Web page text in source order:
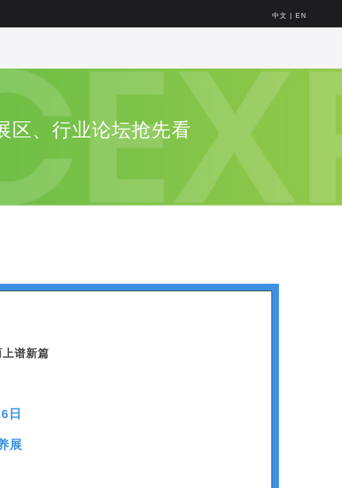
中文 | EN
区、行业论坛抢先看
谱新篇
日
展